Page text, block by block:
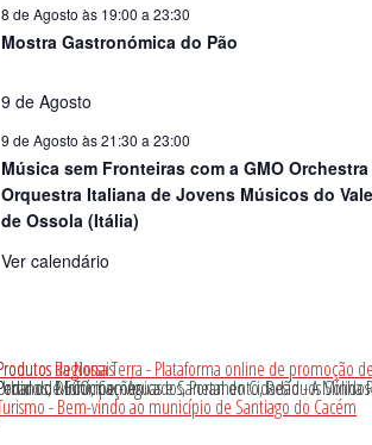
8 de Agosto às 19:00 a 23:30
Mostra Gastronómica do Pão
9 de Agosto
9 de Agosto às 21:30 a 23:00
Música sem Fronteiras com a GMO Orchestra
Orquestra Italiana de Jovens Músicos do Vale
de Ossola (Itália)
Ver calendário